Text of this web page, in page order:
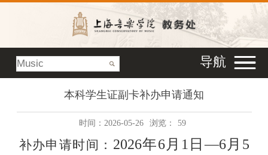
导航
本科学生证副卡补办申请通知
时间：2026-05-26 浏览： 59
补办申请时间： 2026年6月1日—6月5